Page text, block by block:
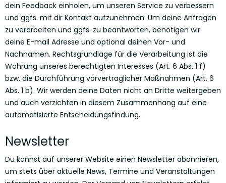
dein Feedback einholen, um unseren Service zu verbessern
und ggfs. mit dir Kontakt aufzunehmen. Um deine Anfragen
zu verarbeiten und ggfs. zu beantworten, benötigen wir
deine E-mail Adresse und optional deinen Vor- und
Nachnamen. Rechtsgrundlage für die Verarbeitung ist die
Wahrung unseres berechtigten Interesses (Art. 6 Abs. 1 f)
bzw. die Durchführung vorvertraglicher Maßnahmen (Art. 6
Abs. 1 b). Wir werden deine Daten nicht an Dritte weitergeben
und auch verzichten in diesem Zusammenhang auf eine
automatisierte Entscheidungsfindung.
Newsletter
Du kannst auf unserer Website einen Newsletter abonnieren,
um stets über aktuelle News, Termine und Veranstaltungen